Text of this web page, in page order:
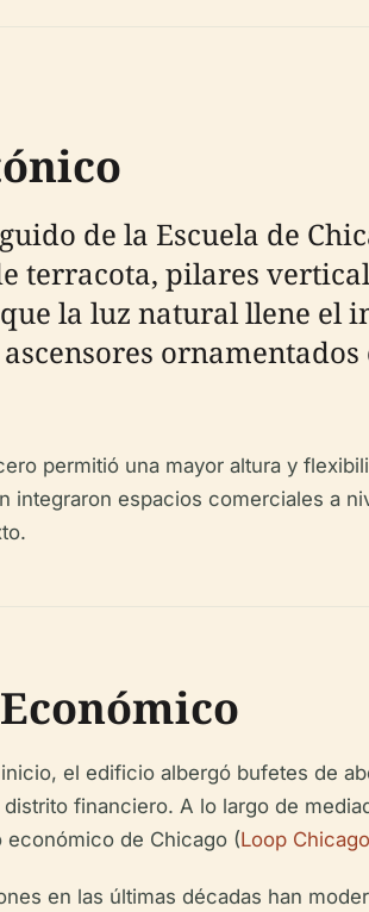
de la Escuela de
terracota, pilares
la luz natural llene el
permitió una mayor altura y
espacios comerciales a
el edificio albergó bufetes de
financiero. A lo largo de
de Chicago (Loop Chicago
en las últimas décadas han